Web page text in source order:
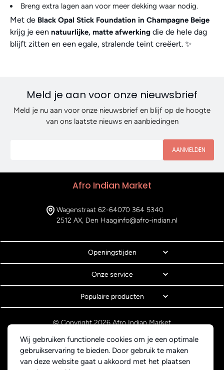
Wij gebruiken functionele cookies om je een optimale
gebruikservaring te bieden. Door gebruik te maken
van deze website gaat u akkoord met het plaatsen
Breng extra lagen aan voor meer dekking waar nodig.
Met de Black Opal Stick Foundation in Champagne Beige
krijg je een natuurlijke, matte afwerking die de hele dag
blijft zitten en een egale, stralende teint creëert. ✨
Meld je aan voor onze nieuwsbrief
Meld je nu aan voor onze nieuwsbrief en blijf op de hoogte
van ons laatste nieuws en aanbiedingen
AANMELDEN
Afro Indian Market
Wagenstraat 62-64
2512 AX, Den Haag
070 364 5340
info@afro-indian.nl
Openingstijden
Onze service
Populaire producten
© Copyright 2026 Afro Indian Market
Privacyverklaring
Webdesign BEWISE Solutions